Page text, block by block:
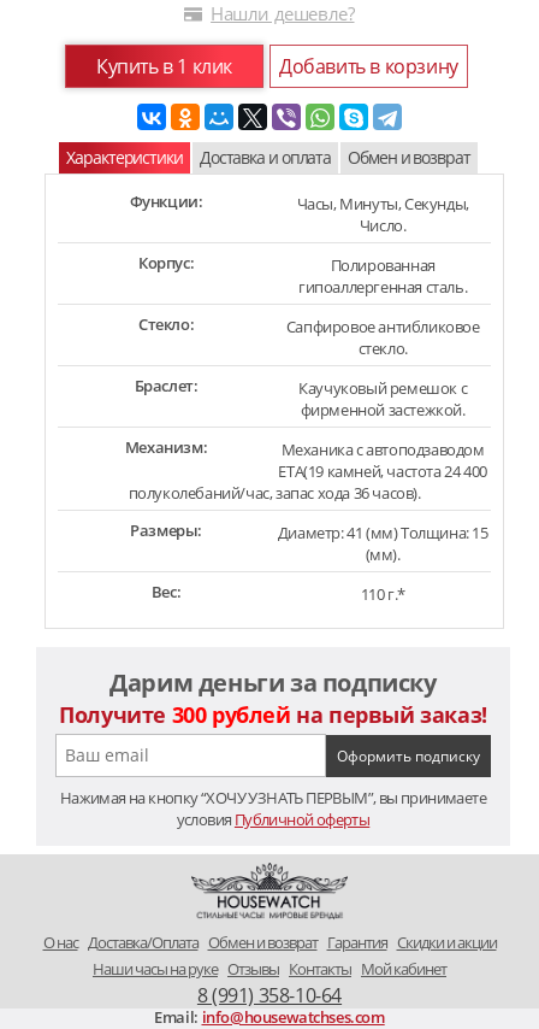
Нашли дешевле?
Купить в 1 клик Добавить в корзину
Характеристики Доставка и оплата Обмен и возврат
Функции:
Часы, Минуты, Секунды,
Число.
Корпус:
Полированная
гипоаллергенная сталь.
Стекло:
Сапфировое антибликовое
стекло.
Браслет:
Каучуковый ремешок с
фирменной застежкой.
Механизм:
Механика с автоподзаводом
ETA(19 камней, частота 24 400
полуколебаний/час, запас хода 36 часов).
Размеры:
Диаметр: 41 (мм) Толщина: 15
(мм).
Вес:
110 г.*
Дарим деньги за подписку
Получите 300 рублей на первый заказ!
Нажимая на кнопку “ХОЧУ УЗНАТЬ ПЕРВЫМ”, вы принимаете
условия Публичной оферты
O нас Доставка/Оплата Обмен и возврат Гарантия Скидки и акции
Наши часы на руке Отзывы Контакты Мой кабинет
8 (991) 358-10-64
Email: info@housewatchses.com